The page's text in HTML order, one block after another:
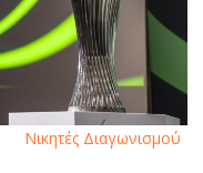
Νικητές Διαγωνισμού